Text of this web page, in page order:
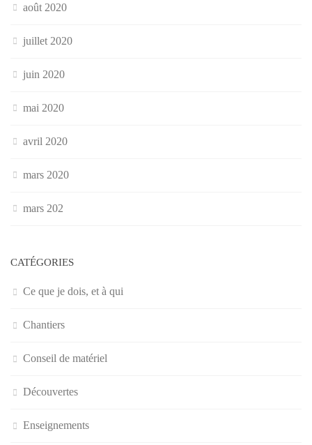
août 2020
juillet 2020
juin 2020
mai 2020
avril 2020
mars 2020
mars 202
CATÉGORIES
Ce que je dois, et à qui
Chantiers
Conseil de matériel
Découvertes
Enseignements